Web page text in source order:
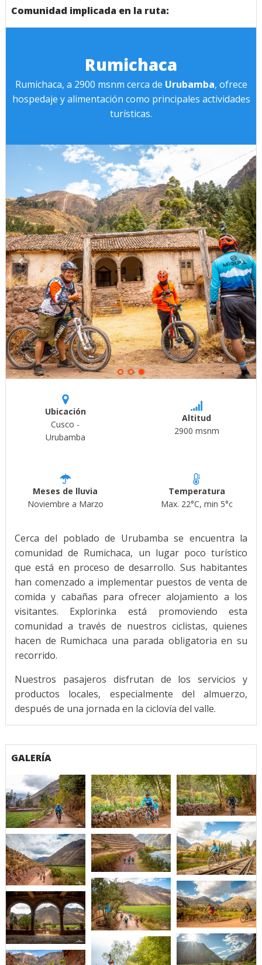
Cusco
Comunidad implicada en la ruta:
Rumichaca
Rumichaca, a 2900 msnm cerca de Urubamba, ofrece
hospedaje y alimentación como principales actividades
turísticas.
Ubicación
Cusco -
Urubamba
Altitud
2900 msnm
Meses de lluvia
Noviembre a Marzo
Temperatura
Max. 22°C, min 5°c
Cerca del poblado de Urubamba se encuentra la
comunidad de Rumichaca, un lugar poco turístico
que está en proceso de desarrollo. Sus habitantes
han comenzado a implementar puestos de venta de
comida y cabañas para ofrecer alojamiento a los
visitantes. Explorinka está promoviendo esta
comunidad a través de nuestros ciclistas, quienes
hacen de Rumichaca una parada obligatoria en su
recorrido.
Nuestros pasajeros disfrutan de los servicios y
productos locales, especialmente del almuerzo,
después de una jornada en la ciclovía del valle.
GALERÍA